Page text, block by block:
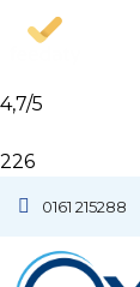
4,7/5
226
0161 215288